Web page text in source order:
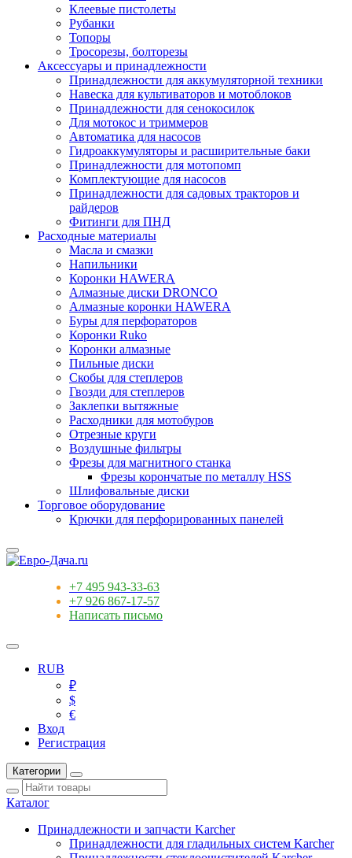
Клеевые пистолеты
Рубанки
Топоры
Тросорезы, болторезы
Аксессуары и принадлежности
Принадлежности для аккумуляторной техники
Навеска для культиваторов и мотоблоков
Принадлежности для сенокосилок
Для мотокос и триммеров
Автоматика для насосов
Гидроаккумуляторы и расширительные баки
Принадлежности для мотопомп
Комплектующие для насосов
Принадлежности для садовых тракторов и
райдеров
Фитинги для ПНД
Расходные материалы
Масла и смазки
Напильники
Коронки HAWERA
Алмазные диски DRONCO
Алмазные коронки HAWERA
Буры для перфораторов
Коронки Ruko
Коронки алмазные
Пильные диски
Скобы для степлеров
Гвозди для степлеров
Заклепки вытяжные
Расходники для мотобуров
Отрезные круги
Воздушные фильтры
Фрезы для магнитного станка
Фрезы корончатые по металлу HSS
Шлифовальные диски
Торговое оборудование
Крючки для перфорированных панелей
+7 495 943-33-63
+7 926 867-17-57
Написать письмо
RUB
₽
$
€
Вход
Регистрация
Категории
Каталог
Принадлежности и запчасти Karcher
Принадлежности для гладильных систем Karcher